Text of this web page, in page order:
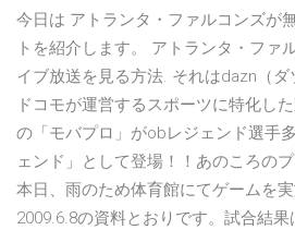
今日は アトランタ・ファルコンズが
トを紹介します。 アトランタ・ファ
イブ放送を見る方法. それはdazn（
ドコモが運営するスポーツに特化し
の「モバプロ」がobレジェンド選手
ェンド」として登場！！あのころの
本日、雨のため体育館にてゲームを
2009.6.8の資料とおりです。試合結果